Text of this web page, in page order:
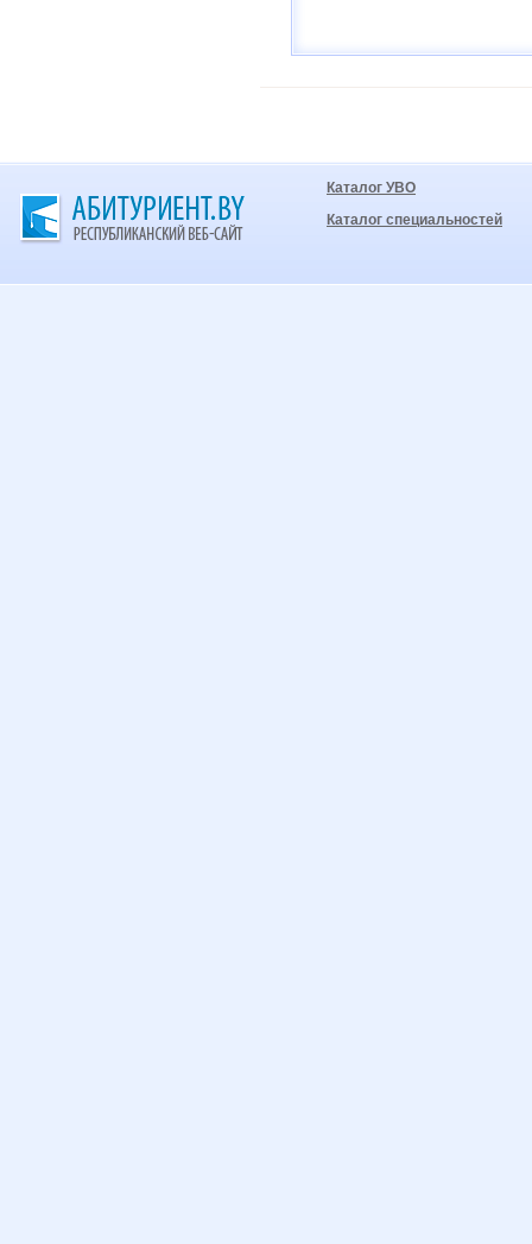
Каталог УВО
Каталог специальностей